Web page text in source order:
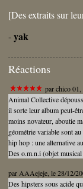
[Des extraits sur
-yak
Réactions
parchico 01
Animal Collective
il sorte leur album peut-
moins novateur, aboutie
géométrie variable sont
hip hop : une alternative
Des o.m.n.i (objet
par AAAejeje , le 28/12/
Des hipsters sous acide